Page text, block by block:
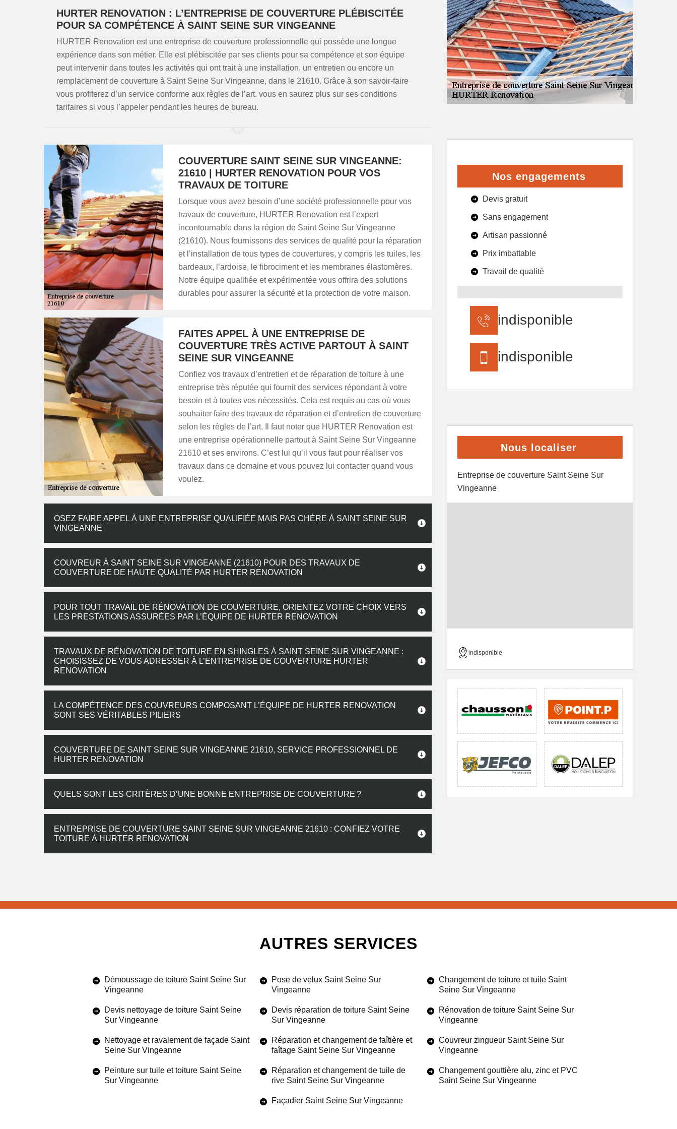
HURTER RENOVATION : L’ENTREPRISE DE COUVERTURE PLÉBISCITÉE
POUR SA COMPÉTENCE À SAINT SEINE SUR VINGEANNE
HURTER Renovation est une entreprise de couverture professionnelle qui possède une longue
expérience dans son métier. Elle est plébiscitée par ses clients pour sa compétence et son équipe
peut intervenir dans toutes les activités qui ont trait à une installation, un entretien ou encore un
remplacement de couverture à Saint Seine Sur Vingeanne, dans le 21610. Grâce à son savoir-faire
vous profiterez d’un service conforme aux règles de l’art. vous en saurez plus sur ses conditions
tarifaires si vous l’appeler pendant les heures de bureau.
COUVERTURE SAINT SEINE SUR VINGEANNE:
21610 | HURTER RENOVATION POUR VOS
TRAVAUX DE TOITURE
Lorsque vous avez besoin d’une société professionnelle pour vos
travaux de couverture, HURTER Renovation est l’expert
incontournable dans la région de Saint Seine Sur Vingeanne
(21610). Nous fournissons des services de qualité pour la réparation
et l’installation de tous types de couvertures, y compris les tuiles, les
bardeaux, l’ardoise, le fibrociment et les membranes élastomères.
Notre équipe qualifiée et expérimentée vous offrira des solutions
durables pour assurer la sécurité et la protection de votre maison.
FAITES APPEL À UNE ENTREPRISE DE
COUVERTURE TRÈS ACTIVE PARTOUT À SAINT
SEINE SUR VINGEANNE
Confiez vos travaux d’entretien et de réparation de toiture à une
entreprise très réputée qui fournit des services répondant à votre
besoin et à toutes vos nécessités. Cela est requis au cas où vous
souhaiter faire des travaux de réparation et d’entretien de couverture
selon les règles de l’art. Il faut noter que HURTER Renovation est
une entreprise opérationnelle partout à Saint Seine Sur Vingeanne
21610 et ses environs. C’est lui qu’il vous faut pour réaliser vos
travaux dans ce domaine et vous pouvez lui contacter quand vous
voulez.
OSEZ FAIRE APPEL À UNE ENTREPRISE QUALIFIÉE MAIS PAS CHÈRE À SAINT SEINE SUR
VINGEANNE
COUVREUR À SAINT SEINE SUR VINGEANNE (21610) POUR DES TRAVAUX DE
COUVERTURE DE HAUTE QUALITÉ PAR HURTER RENOVATION
POUR TOUT TRAVAIL DE RÉNOVATION DE COUVERTURE, ORIENTEZ VOTRE CHOIX VERS
LES PRESTATIONS ASSURÉES PAR L’ÉQUIPE DE HURTER RENOVATION
TRAVAUX DE RÉNOVATION DE TOITURE EN SHINGLES À SAINT SEINE SUR VINGEANNE :
CHOISISSEZ DE VOUS ADRESSER À L’ENTREPRISE DE COUVERTURE HURTER
RENOVATION
LA COMPÉTENCE DES COUVREURS COMPOSANT L’ÉQUIPE DE HURTER RENOVATION
SONT SES VÉRITABLES PILIERS
COUVERTURE DE SAINT SEINE SUR VINGEANNE 21610, SERVICE PROFESSIONNEL DE
HURTER RENOVATION
QUELS SONT LES CRITÈRES D’UNE BONNE ENTREPRISE DE COUVERTURE ?
ENTREPRISE DE COUVERTURE SAINT SEINE SUR VINGEANNE 21610 : CONFIEZ VOTRE
TOITURE À HURTER RENOVATION
Nos engagements
Devis gratuit
Sans engagement
Artisan passionné
Prix imbattable
Travail de qualité
indisponible
indisponible
Nous localiser
Entreprise de couverture Saint Seine Sur
Vingeanne
indisponible
AUTRES SERVICES
Démoussage de toiture Saint Seine Sur
Vingeanne
Devis nettoyage de toiture Saint Seine
Sur Vingeanne
Nettoyage et ravalement de façade Saint
Seine Sur Vingeanne
Peinture sur tuile et toiture Saint Seine
Sur Vingeanne
Pose de velux Saint Seine Sur
Vingeanne
Devis réparation de toiture Saint Seine
Sur Vingeanne
Réparation et changement de faîtière et
faîtage Saint Seine Sur Vingeanne
Réparation et changement de tuile de
rive Saint Seine Sur Vingeanne
Façadier Saint Seine Sur Vingeanne
Changement de toiture et tuile Saint
Seine Sur Vingeanne
Rénovation de toiture Saint Seine Sur
Vingeanne
Couvreur zingueur Saint Seine Sur
Vingeanne
Changement gouttière alu, zinc et PVC
Saint Seine Sur Vingeanne